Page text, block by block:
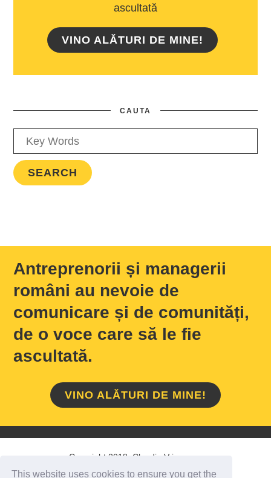
This website uses cookies to ensure you get the
ascultată
VINO ALĂTURI DE MINE!
CAUTA
Antreprenorii și managerii
români au nevoie de
comunicare și de comunități,
de o voce care să le fie
ascultată.
VINO ALĂTURI DE MINE!
Copyright 2018 Claudiu Vrinceanu